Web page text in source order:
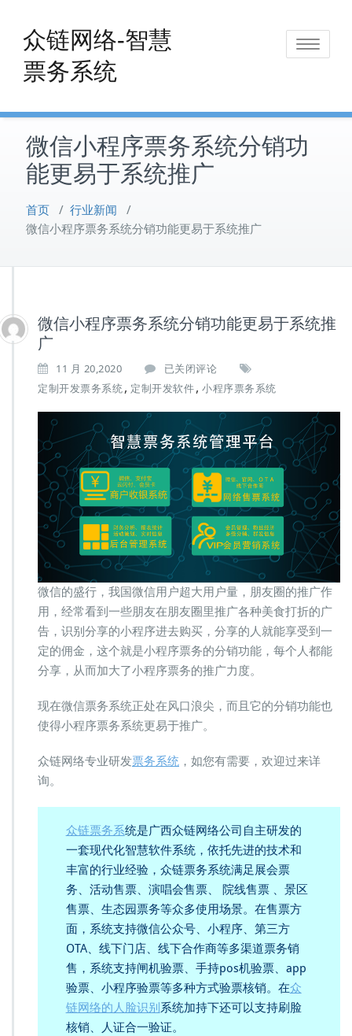
content
众链网络-智慧
票务系统
Toggle
微信小程序票务系统分销功
能更易于系统推广
首页 / 行业新闻 /
微信小程序票务系统分销功能更易于系统推广
微信小程序票务系统分销功能更易于系统推
广
11 月 20,2020
微
信
程
票
务
统
分
能
更
易
于
系
统
推
广
已关闭评论
定制开发票务系统, 定制开发软件, 小程序票务系统
微信的盛行，我国微信用户超大用户量，朋友圈的推广作
用，经常看到一些朋友在朋友圈里推广各种美食打折的广
告，识别分享的小程序进去购买，分享的人就能享受到一
定的佣金，这个就是小程序票务的分销功能，每个人都能
分享，从而加大了小程序票务的推广力度。
现在微信票务系统正处在风口浪尖，而且它的分销功能也
使得小程序票务系统更易于推广。
众链网络专业研发票务系统 ，如您有需要，欢迎过来详
询。
众链票务系统是广西众链网络公司自主研发的
一套现代化智慧软件系统，依托先进的技术和
丰富的行业经验，众链票务系统满足展会票
务、活动售票、演唱会售票、 院线售票 、景区
售票、生态园票务等众多使用场景。在售票方
面，系统支持微信公众号、小程序、第三方
OTA、线下门店、线下合作商等多渠道票务销
售，系统支持闸机验票、手持pos机验票、app
验票、小程序验票等多种方式验票核销。在众
链网络的人脸识别 系统加持下还可以支持刷脸
核销、人证合一验证。